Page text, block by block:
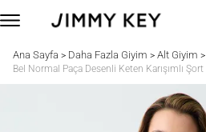
Ana Sayfa > Daha Fazla Giyim > Alt Giyim >
Bel Normal Paça Desenli Keten Karışımlı Şort